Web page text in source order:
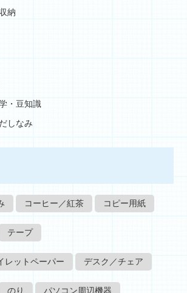
納
・豆知識
しなみ
コーヒー／紅茶 コピー用紙
テープ
レットペーパー デスク／チェア
のり パソコン周辺機器